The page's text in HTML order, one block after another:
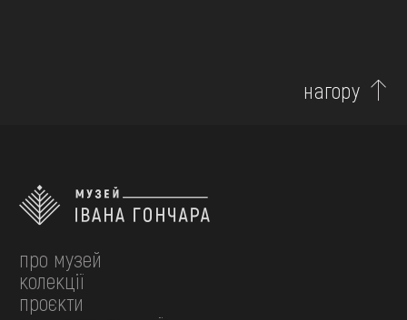
нагору
про музей
колекції
проєкти